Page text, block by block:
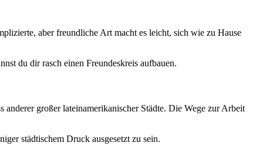
aber freundliche Art macht es leicht, sich wie zu Hause
du dir rasch einen Freundeskreis aufbauen.
großer lateinamerikanischer Städte. Die Wege zur Arbeit
städtischem Druck ausgesetzt zu sein.